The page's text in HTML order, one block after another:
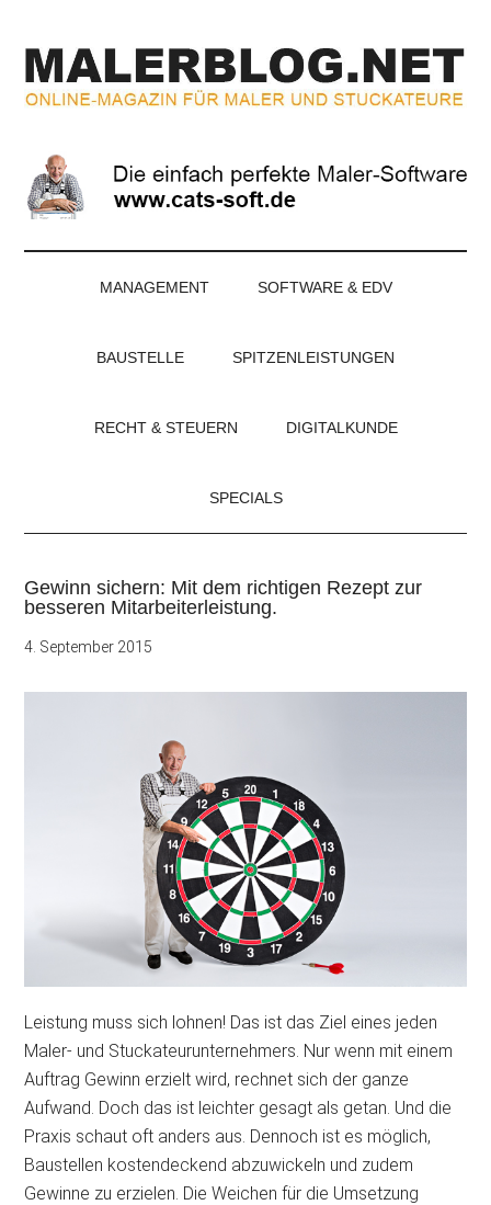
springen
secondary
menu
springen
springen
Magazin
für
Maler
und
MANAGEMENT SOFTWARE & EDV
BAUSTELLE SPITZENLEISTUNGEN
RECHT & STEUERN DIGITALKUNDE
SPECIALS
Gewinn sichern: Mit dem richtigen Rezept zur
besseren Mitarbeiterleistung.
4. September 2015
Leistung muss sich lohnen! Das ist das Ziel eines jeden
Maler- und Stuckateurunternehmers. Nur wenn mit einem
Auftrag Gewinn erzielt wird, rechnet sich der ganze
Aufwand. Doch das ist leichter gesagt als getan. Und die
Praxis schaut oft anders aus. Dennoch ist es möglich,
Baustellen kostendeckend abzuwickeln und zudem
Gewinne zu erzielen. Die Weichen für die Umsetzung